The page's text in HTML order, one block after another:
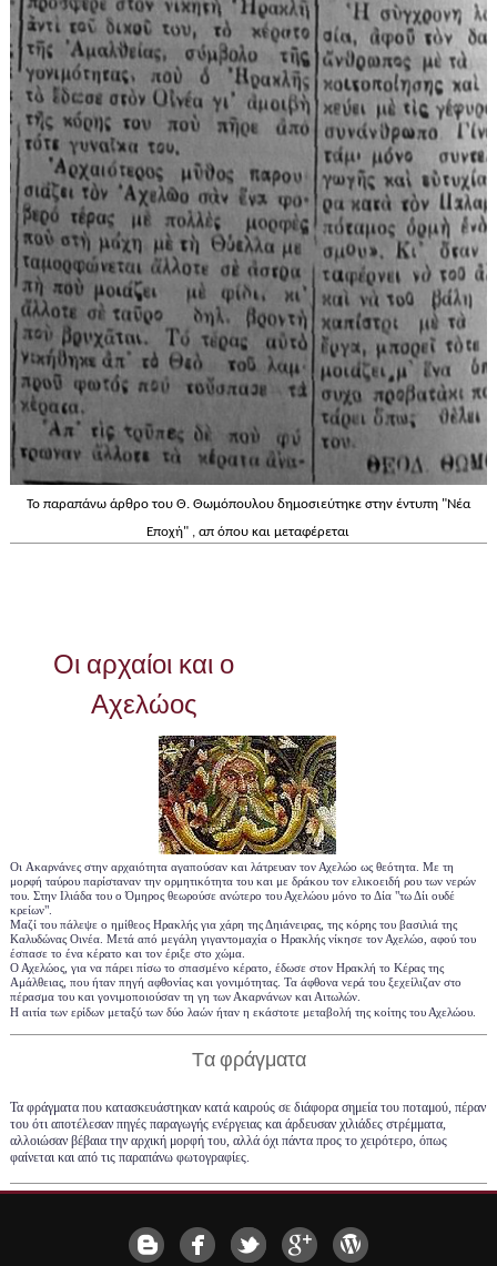
Το παραπάνω άρθρο του Θ. Θωμόπουλου δημοσιεύτηκε στην έντυπη "Νέα
Εποχή" , απ όπου και μεταφέρεται
Οι αρχαίοι και ο
Αχελώος
ΟιΑκαρνάνεςστην αρχαιότητααγαπούσαν και λάτρευαν τον Αχελώο ως θεότητα. Με τη
μορφή ταύρου παρίσταναν την ορμητικότητα του και με δράκου τον ελικοειδή ρου των νερών
του. Στην Ιλιάδα του ο Όμηρος θεωρούσε ανώτερο του Αχελώου μόνο το Δία "τω Δίι ουδέ
κρείων".
Μαζί του πάλεψε ο ημίθεος Ηρακλής για χάρη της Δηιάνειρας, της κόρης του βασιλιά της
Καλυδώνας Οινέα. Μετά από μεγάλη γιγαντομαχία ο Ηρακλής νίκησε τον Αχελώο, αφού του
έσπασε το ένα κέρατο και τον έριξε στο χώμα.
Ο Αχελώος, για να πάρει πίσω το σπασμένο κέρατο, έδωσε στον Ηρακλή το Κέρας της
Αμάλθειας, που ήταν πηγή αφθονίας και γονιμότητας. Τα άφθονα νερά του ξεχείλιζαν στο
πέρασμα του και γονιμοποιούσαν τη γη των Ακαρνάνων και Αιτωλών.
Η αιτία των ερίδων μεταξύ των δύο λαών ήταν η εκάστοτε μεταβολή της κοίτης του Αχελώου.
Τα φράγματα
Τα φράγματα που κατασκευάστηκαν κατά καιρούς σε διάφορα σημεία του ποταμού, πέραν
του ότι αποτέλεσαν πηγές παραγωγής ενέργειας και άρδευσαν χιλιάδες στρέμματα,
αλλοιώσαν βέβαια την αρχική μορφή του, αλλά όχι πάντα προς το χειρότερο, όπως
φαίνεται και από τις παραπάνω φωτογραφίες.